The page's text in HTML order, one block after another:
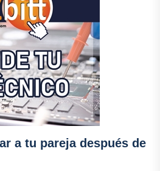
a tu pareja después de